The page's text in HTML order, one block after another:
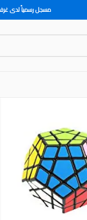
مسجل رسمياً لدى غرفة